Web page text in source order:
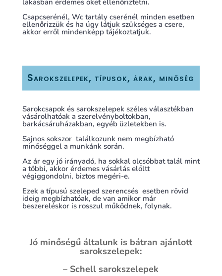
lakásban érdemes őket ellenőriztetni.
Csapcserénél, Wc tartály cserénél minden esetben
ellenőrizzük és ha úgy látjuk szükséges a csere,
akkor erről mindenképp tájékoztatjuk.
Sarokszelepek, típusok, árak, minőség
Sarokcsapok és sarokszelepek széles választékban
vásárolhatóak a szerelvényboltokban,
barkácsáruházakban, egyéb üzletekben is.
Sajnos sokszor találkozunk nem megbízható
minőséggel a munkánk során.
Az ár egy jó irányadó, ha sokkal olcsóbbat talál mint
a többi, akkor érdemes vásárlás előltt
végiggondolni, biztos megéri-e.
Ezek a típusú szeleped szerencsés esetben rövid
ideig megbízhatóak, de van amikor már
beszereléskor is rosszul működnek, folynak.
Jó minőségű általunk is bátran ajánlott
sarokszelepek:
– Schell sarokszelepek